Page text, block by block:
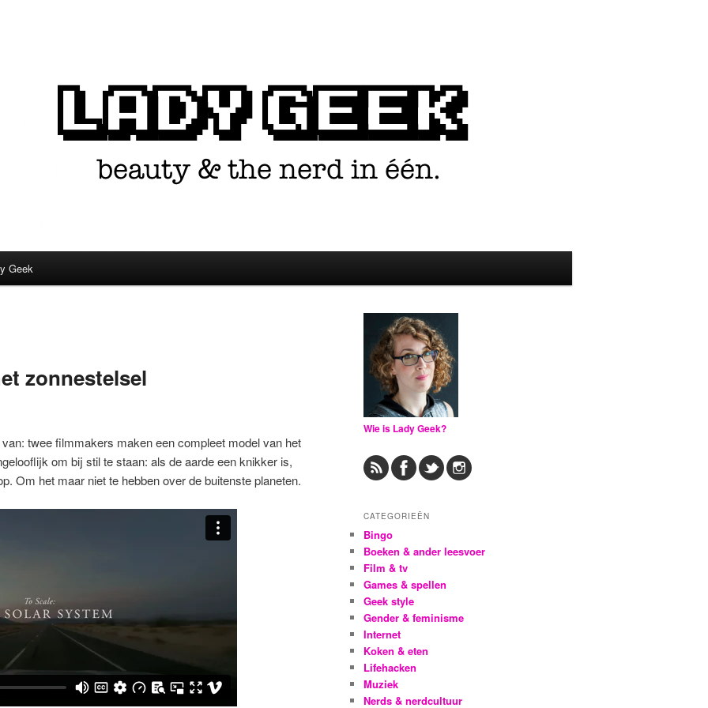
één.
Geek
zonnestelsel
twee filmmakers maken een compleet model van het
om bij stil te staan: als de aarde een knikker is,
Om het maar niet te hebben over de buitenste planeten.
Wie is Lady Geek?
CATEGORIEËN
Bingo
Boeken & ander leesvoer
Film & tv
Games & spellen
Geek style
Gender & feminisme
Internet
Koken & eten
Lifehacken
Muziek
Nerds & nerdcultuur